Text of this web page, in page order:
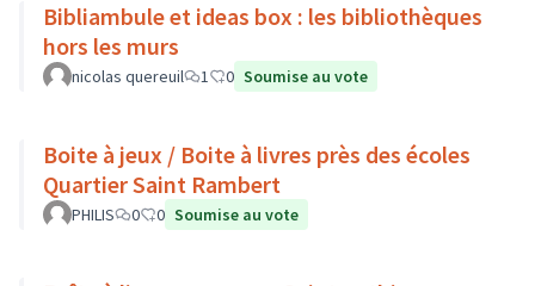
Bibliambule et ideas box : les bibliothèques
hors les murs
nicolas quereuil 1 0 Soumise au vote
Boite à jeux / Boite à livres près des écoles
Quartier Saint Rambert
PHILIS 0 0 Soumise au vote